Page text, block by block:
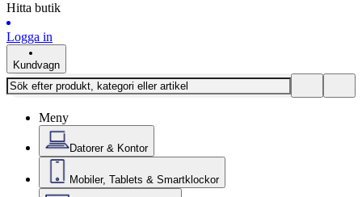
Hitta butik
Logga in
Kundvagn
Meny
Datorer & Kontor
Mobiler, Tablets & Smartklockor